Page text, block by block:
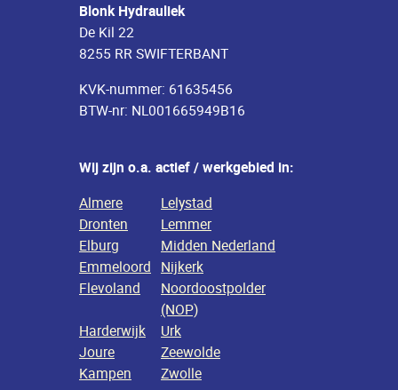
Blonk Hydrauliek
De Kil 22
8255 RR SWIFTERBANT
KVK-nummer: 61635456
BTW-nr: NL001665949B16
Wij zijn o.a. actief / werkgebied in:
Almere
Lelystad
Dronten
Lemmer
Elburg
Midden Nederland
Emmeloord Nijkerk
Flevoland
Noordoostpolder
(NOP)
Harderwijk
Urk
Joure
Zeewolde
Kampen
Zwolle